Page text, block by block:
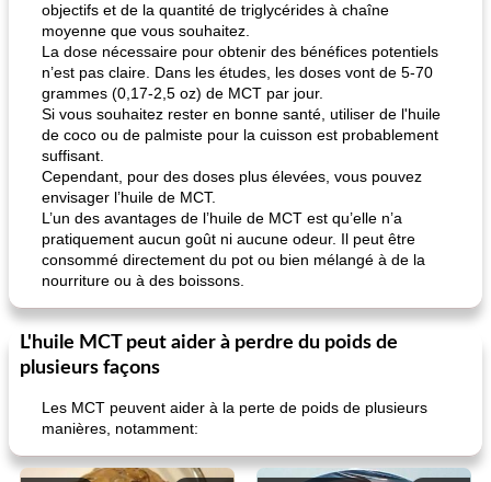
objectifs et de la quantité de triglycérides à chaîne
moyenne que vous souhaitez.
La dose nécessaire pour obtenir des bénéfices potentiels
n’est pas claire. Dans les études, les doses vont de 5-70
grammes (0,17-2,5 oz) de MCT par jour.
Si vous souhaitez rester en bonne santé, utiliser de l'huile
de coco ou de palmiste pour la cuisson est probablement
suffisant.
Cependant, pour des doses plus élevées, vous pouvez
envisager l’huile de MCT.
L’un des avantages de l’huile de MCT est qu’elle n’a
pratiquement aucun goût ni aucune odeur. Il peut être
consommé directement du pot ou bien mélangé à de la
nourriture ou à des boissons.
L'huile MCT peut aider à perdre du poids de
plusieurs façons
Les MCT peuvent aider à la perte de poids de plusieurs
manières, notamment: